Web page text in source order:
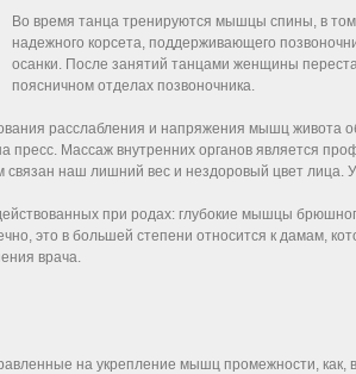
Во время танца тренируются мышцы спины, в
надежного корсета, поддерживающего
осанки. После занятий танцами женщины
поясничном отделах позвоночника.
расслабления и напряжения мышц живота
Массаж внутренних органов является
связан наш лишний вес и нездоровый цвет
при родах: глубокие мышцы
это в большей степени относится к дамам,
врача.
на укрепление мышц промежности, как,